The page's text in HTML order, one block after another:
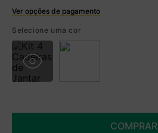
Ver opções de pagamento
R$ 854,99 à vista no Boleto
( 5 % de desconto)
Você economiza
Selecione uma cor
COMPRAR